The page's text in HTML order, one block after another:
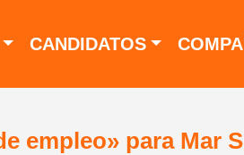
CANDIDATOS
empleo» para Mar